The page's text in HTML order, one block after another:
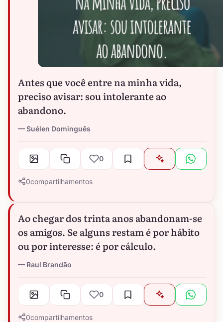
Antes que você entre na minha vida,
preciso avisar: sou intolerante ao
abandono.
Suélen Dominguês
0
0compartilhamentos
Ao chegar dos trinta anos abandonam-se
os amigos. Se alguns restam é por hábito
ou por interesse: é por cálculo.
Raul Brandão
0
0compartilhamentos